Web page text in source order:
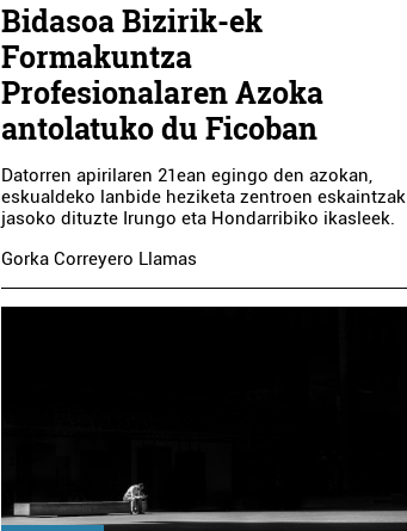
Bidasoa Bizirik-ek
Formakuntza
Profesionalaren Azoka
antolatuko du Ficoban
Datorren apirilaren 21ean egingo den azokan,
eskualdeko lanbide heziketa zentroen eskaintzak
jasoko dituzte Irungo eta Hondarribiko ikasleek.
Gorka Correyero Llamas